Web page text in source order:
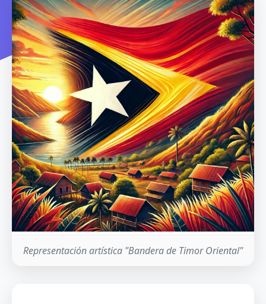
Representación artística "Bandera de Timor Oriental"